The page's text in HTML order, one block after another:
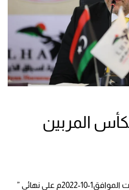
المربين
اسدل الستار يوم امس السبت الموافق1-10-2022م على نهائي ”